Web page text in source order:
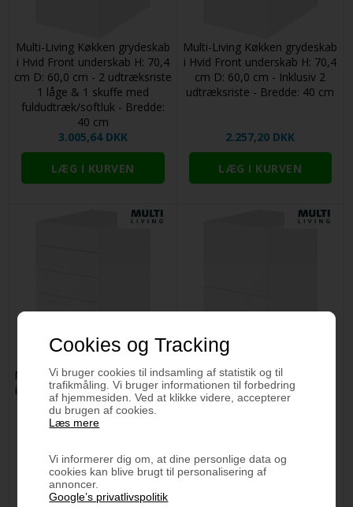
Cookies og Tracking
Vi bruger cookies til indsamling af statistik og til
trafikmåling. Vi bruger informationen til forbedring
af hjemmesiden. Ved at klikke videre, accepterer
du brugen af cookies.
Læs mere
Vi informerer dig om, at dine personlige data og
cookies kan blive brugt til personalisering af
annoncer.
Google’s privatlivspolitik
Multi-Living Køkken grydeskab
i Hvid Front underskab H: 70,4
cm D: 60,0 cm - 2 udtræksriste
1 låge & 1 skuffe med
fuldudtræk/softluk - Bredde:
40 cm
3.005,64 DKK
Multi-Living Køkken grydeskab
i Hvid Front underskab H: 70,4
cm D: 60,0 cm - Inklusiv 2
udtræksriste - Bredde: 40 cm
2.257,20 DKK
Multi-Living Køkken skuffeskab
i Hvid Front H: 70,4 cm D: 60,0
cm - 4 skuffer
fuldtudtræk/softluk - Bredde:
Multi-Living 2 skuffelook -
Grydeskab 40 cm med 2
gryderiste og låge